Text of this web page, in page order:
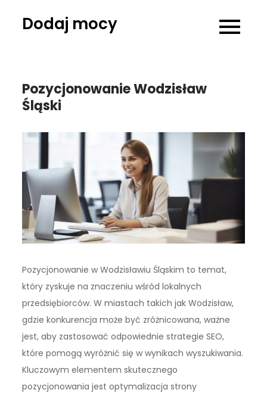
Dodaj mocy
Pozycjonowanie Wodzisław
Śląski
Pozycjonowanie w Wodzisławiu Śląskim to temat,
który zyskuje na znaczeniu wśród lokalnych
przedsiębiorców. W miastach takich jak Wodzisław,
gdzie konkurencja może być zróżnicowana, ważne
jest, aby zastosować odpowiednie strategie SEO,
które pomogą wyróżnić się w wynikach wyszukiwania.
Kluczowym elementem skutecznego
pozycjonowania jest optymalizacja strony